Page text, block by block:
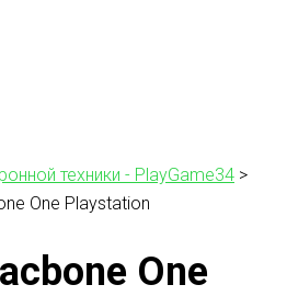
техники - PlayGame34 >
One Playstation
One